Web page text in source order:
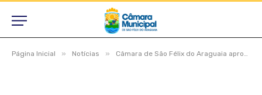
Página Inicial » Notícias » Câmara de São Félix do Araguaia aprova projetos estratégicos em dois turnos durante Sessão Ordinária e Extraordinária